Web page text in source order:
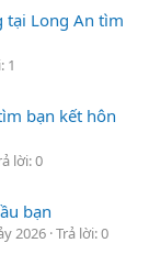
tại Long An tìm
1
bạn kết hôn
lời: 0
bạn
2026 Trả lời: 0